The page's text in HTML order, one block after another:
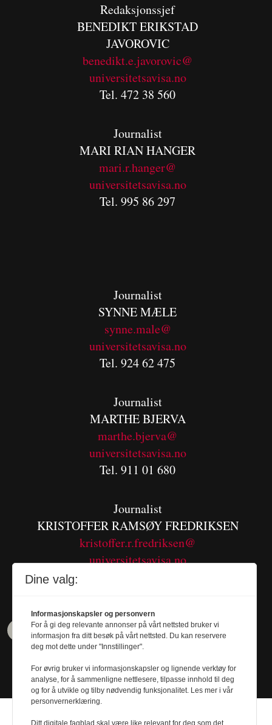
Redaksjonssjef
BENEDIKTERIKSTAD
JAVOROVIC
benedikt.e.javorovic@
universitetsavisa.no
Tel. 472 38 560
Journalist
MARI RIAN HANGER
mari.r.hanger@
universitetsavisa.no
Tel. 995 86 297
Journalist
SYNNE MÆLE
synne.male@
universitetsavisa.no
Tel. 924 62 475
Journalist
MARTHE BJERVA
marthe.bjerva@
universitetsavisa.no
Tel. 911 01 680
Journalist
KRISTOFFER RAMSØY FREDRIKSEN
kristoffer.r.fredriksen@
universitetsavisa.no
Dine valg:
Informasjonskapsler og personvern
For å gi deg relevante annonser på vårt nettsted bruker vi
informasjon fra ditt besøk på vårt nettsted. Du kan reservere
deg mot dette under "Innstillinger".
For øvrig bruker vi informasjonskapsler og lignende verktøy for
analyse, for å sammenligne nettlesere, tilpasse innhold til deg
og for å utvikle og tilby nødvendig funksjonalitet. Les mer i vår
personvernerklæring.
Ditt digitale fagblad skal være like relevant for deg som det